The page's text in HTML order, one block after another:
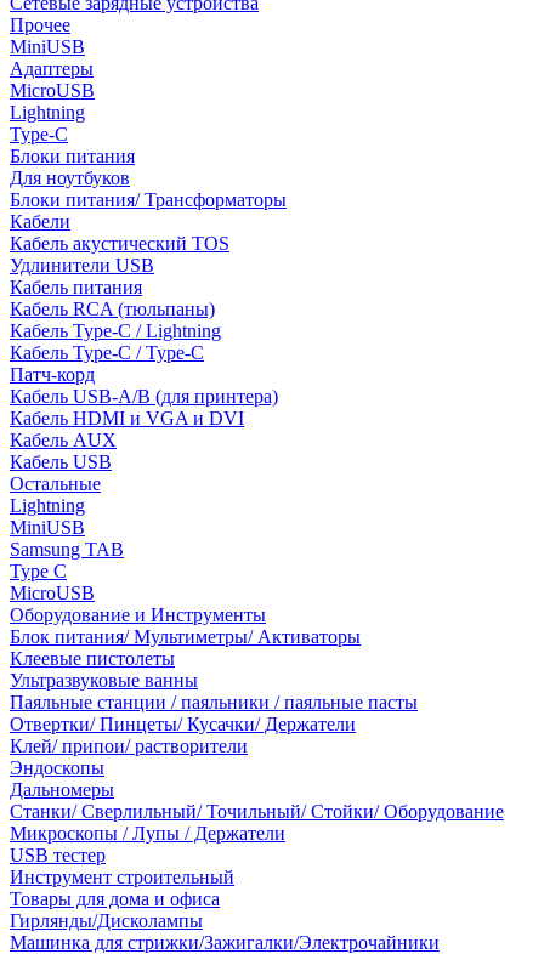
Прочее
MiniUSB
Адаптеры
MicroUSB
Lightning
Type-C
Блоки питания
Для ноутбуков
Блоки питания/ Трансформаторы
Кабели
Кабель акустический TOS
Удлинители USB
Кабель питания
Кабель RCA (тюльпаны)
Кабель Type-C / Lightning
Кабель Type-C / Type-C
Патч-корд
Кабель USB-A/B (для принтера)
Кабель HDMI и VGA и DVI
Кабель AUX
Кабель USB
Остальные
Lightning
MiniUSB
Samsung TAB
Type C
MicroUSB
Оборудование и Инструменты
Блок питания/ Мультиметры/ Активаторы
Клеевые пистолеты
Ультразвуковые ванны
Паяльные станции / паяльники / паяльные пасты
Отвертки/ Пинцеты/ Кусачки/ Держатели
Клей/ припои/ растворители
Эндоскопы
Дальномеры
Станки/ Сверлильный/ Точильный/ Стойки/ Оборудование
Микроскопы / Лупы / Держатели
USB тестер
Инструмент строительный
Товары для дома и офиса
Гирлянды/Дисколампы
Машинка для стрижки/Зажигалки/Электрочайники